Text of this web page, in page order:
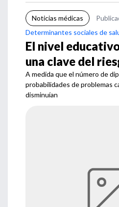
Noticias médicas
Determinantes sociales de
El nivel
una clave del
A medida que el número de
probabilidades de problemas
disminuían